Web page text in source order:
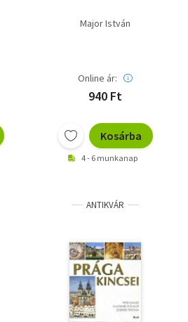
Major István
Online ár:
940 Ft
Kosárba
4 - 6 munkanap
ANTIKVÁR